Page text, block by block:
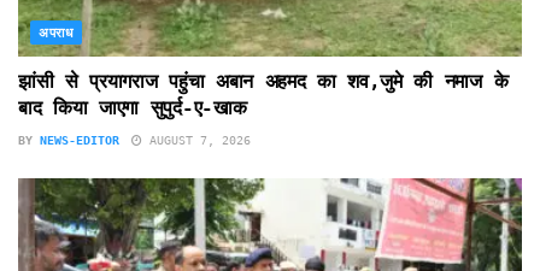
अपराध
झांसी से प्रयागराज पहुंचा अबान अहमद का शव,जुमे की नमाज के
बाद किया जाएगा सुपुर्द-ए-खाक
BY NEWS-EDITOR AUGUST 7, 2026